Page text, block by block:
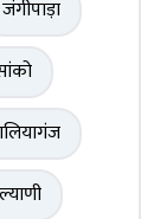
जंगीपाड़ा